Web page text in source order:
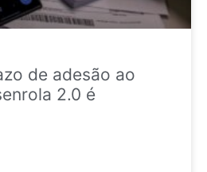
de adesão ao
2.0 é